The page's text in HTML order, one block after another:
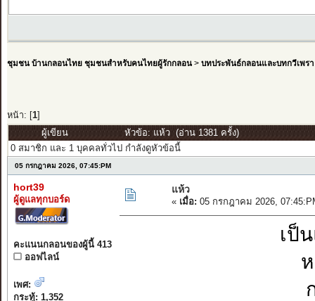
ชุมชน บ้านกลอนไทย ชุมชนสำหรับคนไทยผู้รักกลอน> บทประพันธ์กลอนและบทกวีเพรา
หน้า: [ 1]
ผู้เขียน
หัวข้อ: แห้ว (อ่าน 1381 ครั้ง)
0 สมาชิก และ 1 บุคคลทั่วไป กำลังดูหัวข้อนี้
05 กรกฎาคม 2026, 07:45:PM
hort39
ผู้ดูแลทุกบอร์ด
คะแนนกลอนของผู้นี้ 413
ออฟไลน์
เพศ:
กระทู้: 1,352
แห้ว
« เมื่อ: 05 กรกฎาคม 2026,
เป็